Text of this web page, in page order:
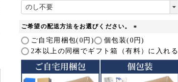
(
必
)
ご希望の配送方法をお選びください。
(
必
須
)
ご自宅用梱包(0円)
個包装(0円)
2本以上の同梱でギフト箱（有料）に入れる